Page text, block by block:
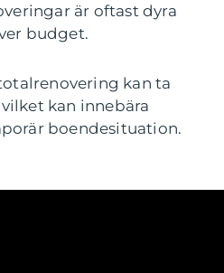
är oftast dyra
budget.
kan ta
kan innebära
boendesituation.